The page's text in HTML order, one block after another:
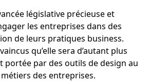
législative précieuse et
les entreprises dans des
de leurs pratiques business.
qu’elle sera d’autant plus
portée par des outils de design au
des entreprises.